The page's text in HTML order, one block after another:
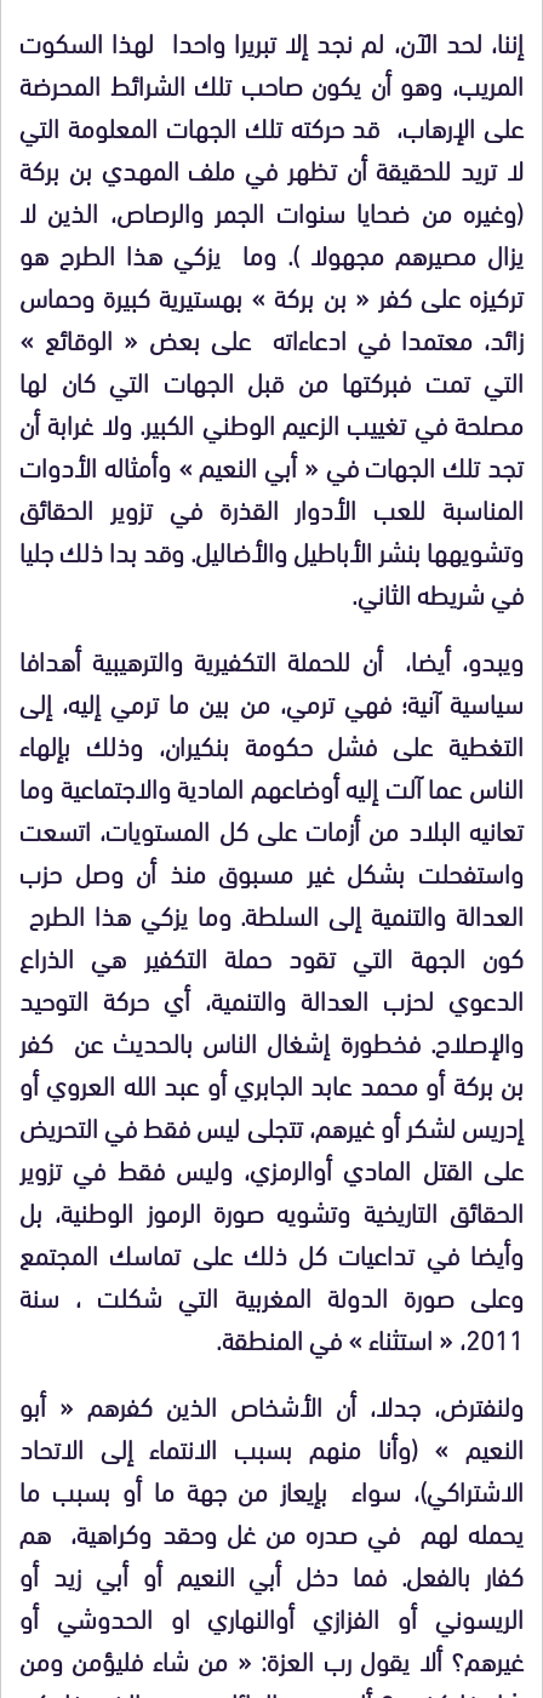
إننا، لحد الآن، لم نجد إلا تبريرا واحدا لهذا السكوت
المريب، وهو أن يكون صاحب تلك الشرائط المحرضة
على الإرهاب، قد حركته تلك الجهات المعلومة التي
لا تريد للحقيقة أن تظهر في ملف المهدي بن بركة
(وغيره من ضحايا سنوات الجمر والرصاص، الذين لا
يزال مصيرهم مجهولا ). وما يزكي هذا الطرح هو
تركيزه على كفر « بن بركة » بهستيرية كبيرة وحماس
زائد، معتمدا في ادعاءاته على بعض « الوقائع »
التي تمت فبركتها من قبل الجهات التي كان لها
مصلحة في تغييب الزعيم الوطني الكبير. ولا غرابة أن
تجد تلك الجهات في « أبي النعيم » وأمثاله الأدوات
المناسبة للعب الأدوار القذرة في تزوير الحقائق
وتشويهها بنشر الأباطيل والأضاليل. وقد بدا ذلك جليا
في شريطه الثاني.
ويبدو، أيضا، أن للحملة التكفيرية والترهيبية أهدافا
سياسية آنية؛ فهي ترمي، من بين ما ترمي إليه، إلى
التغطية على فشل حكومة بنكيران، وذلك بإلهاء
الناس عما آلت إليه أوضاعهم المادية والاجتماعية وما
تعانيه البلاد من أزمات على كل المستويات، اتسعت
واستفحلت بشكل غير مسبوق منذ أن وصل حزب
العدالة والتنمية إلى السلطة. وما يزكي هذا الطرح
كون الجهة التي تقود حملة التكفير هي الذراع
الدعوي لحزب العدالة والتنمية، أي حركة التوحيد
والإصلاح. فخطورة إشغال الناس بالحديث عن كفر
بن بركة أو محمد عابد الجابري أو عبد الله العروي أو
إدريس لشكر أو غيرهم، تتجلى ليس فقط في التحريض
على القتل المادي أوالرمزي، وليس فقط في تزوير
الحقائق التاريخية وتشويه صورة الرموز الوطنية، بل
وأيضا في تداعيات كل ذلك على تماسك المجتمع
وعلى صورة الدولة المغربية التي شكلت ، سنة
2011، « استثناء » في المنطقة.
ولنفترض، جدلا، أن الأشخاص الذين كفرهم « أبو
النعيم » (وأنا منهم بسبب الانتماء إلى الاتحاد
الاشتراكي)، سواء بإيعاز من جهة ما أو بسبب ما
يحمله لهم في صدره من غل وحقد وكراهية، هم
كفار بالفعل. فما دخل أبي النعيم أو أبي زيد أو
الريسوني أو الفزازي أوالنهاري او الحدوشي أو
غيرهم؟ ألا يقول رب العزة: « من شاء فليؤمن ومن